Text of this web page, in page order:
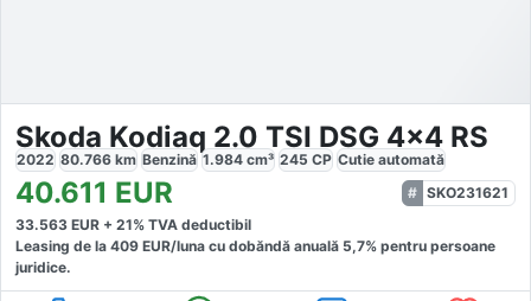
Skoda Kodiaq 2.0 TSI DSG 4x4 RS
2022 80.766 km Benzină 1.984 cm³ 245 CP Cutie automată
40.611 EUR
SKO231621
33.563 EUR + 21% TVA deductibil
Leasing de la 409 EUR/luna cu dobăndă anuală 5,7% pentru persoane
juridice.